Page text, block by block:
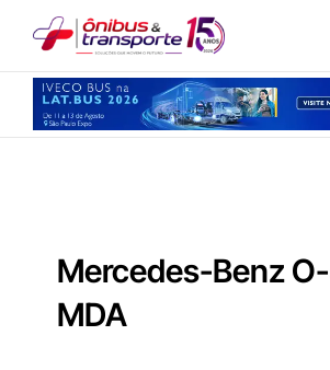
conteúdo
Mercedes-Benz
MDA